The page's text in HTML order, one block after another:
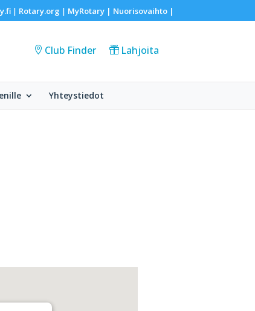
| Rotary.org | MyRotary | Nuorisovaihto|
Club Finder Lahjoita
Yhteystiedot